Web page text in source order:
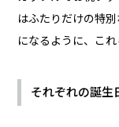
はふたりだけの特
になるように、こ
それぞれの誕生